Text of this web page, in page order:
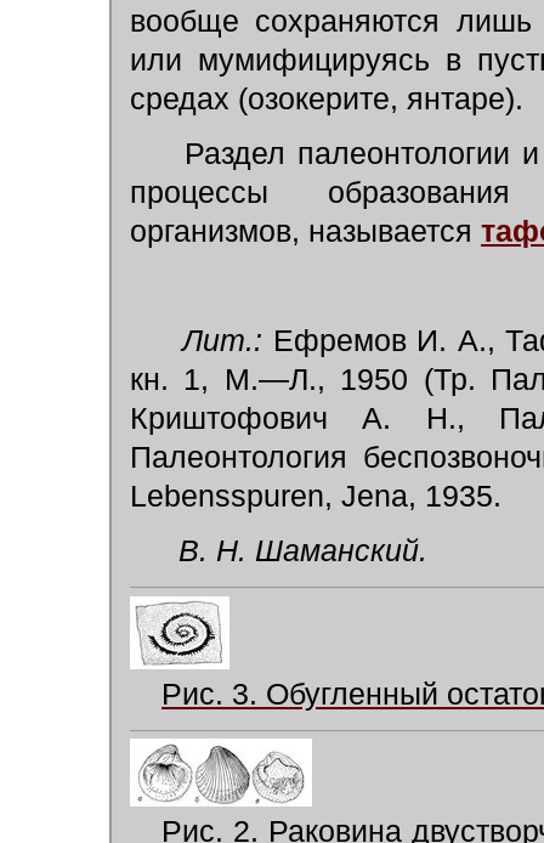
вообще сохраняются лишь
или мумифицируясь в
средах (озокерите, янтаре).
Раздел палеонтологии
процессы
организмов, называется
Лит.: Ефремов И. А.,
кн. 1, М.—Л., 1950 (Тр.
Криштофович А. Н.,
Палеонтология
Lebensspuren, Jena, 1935.
В. Н. Шаманский.
Рис. 3. Обугленный
Рис. 2. Раковина